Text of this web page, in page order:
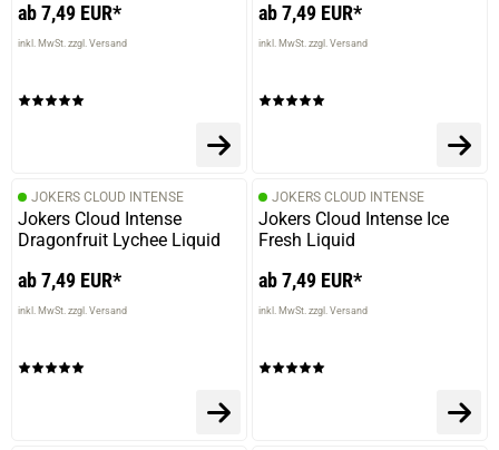
ab 7,49 EUR*
inkl. MwSt. zzgl. Versand
ab 7,49 EUR*
inkl. MwSt. zzgl. Versand
JOKERS CLOUD INTENSE
Jokers Cloud Intense
Dragonfruit Lychee Liquid
ab 7,49 EUR*
inkl. MwSt. zzgl. Versand
JOKERS CLOUD INTENSE
Jokers Cloud Intense Ice
Fresh Liquid
ab 7,49 EUR*
inkl. MwSt. zzgl. Versand